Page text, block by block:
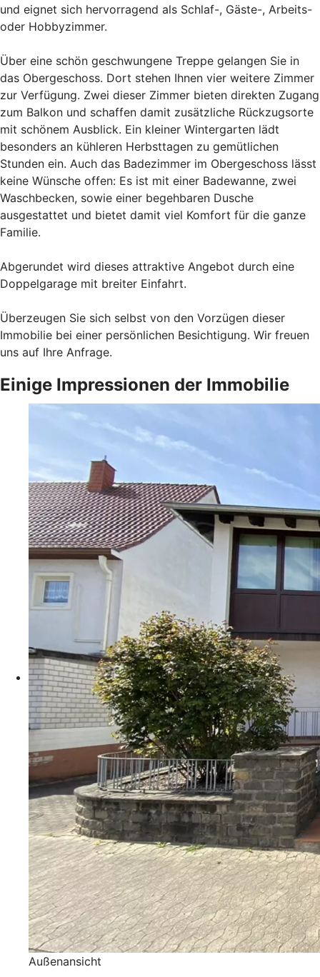
und eignet sich hervorragend als Schlaf-, Gäste-, Arbeits-
oder Hobbyzimmer.
Über eine schön geschwungene Treppe gelangen Sie in
das Obergeschoss. Dort stehen Ihnen vier weitere Zimmer
zur Verfügung. Zwei dieser Zimmer bieten direkten Zugang
zum Balkon und schaffen damit zusätzliche Rückzugsorte
mit schönem Ausblick. Ein kleiner Wintergarten lädt
besonders an kühleren Herbsttagen zu gemütlichen
Stunden ein. Auch das Badezimmer im Obergeschoss lässt
keine Wünsche offen: Es ist mit einer Badewanne, zwei
Waschbecken, sowie einer begehbaren Dusche
ausgestattet und bietet damit viel Komfort für die ganze
Familie.
Abgerundet wird dieses attraktive Angebot durch eine
Doppelgarage mit breiter Einfahrt.
Überzeugen Sie sich selbst von den Vorzügen dieser
Immobilie bei einer persönlichen Besichtigung. Wir freuen
uns auf Ihre Anfrage.
Einige Impressionen der Immobilie
Außenansicht